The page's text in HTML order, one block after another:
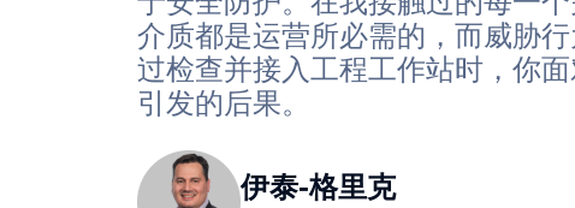
介质都是运营所必需的，而威胁
过检查并接入工程工作站时，你
引发的后果。
伊泰-格里克